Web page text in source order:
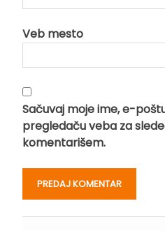
Veb mesto
Sačuvaj moje ime, e-
pregledaču veba za
komentarišem.